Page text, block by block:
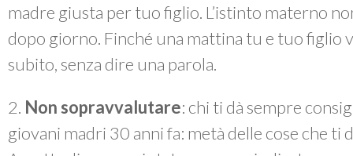
madre giusta per tuo figlio. L’istinto materno
dopo giorno. Finché una mattina tu e tuo figlio
subito, senza dire una parola.
2. Non sopravvalutare: chi ti dà sempre
giovani madri 30 anni fa: metà delle cose che ti